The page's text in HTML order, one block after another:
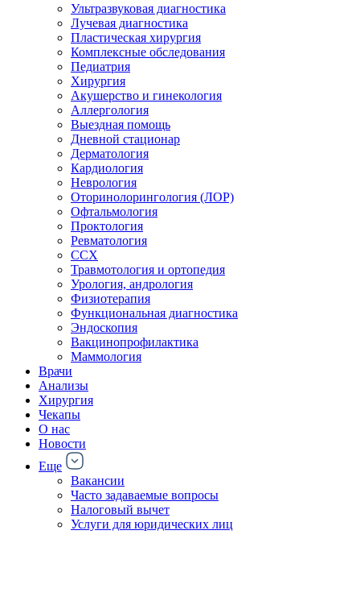
Ультразвуковая диагностика
Лучевая диагностика
Пластическая хирургия
Комплексные обследования
Педиатрия
Хирургия
Акушерство и гинекология
Аллергология
Выездная помощь
Дневной стационар
Дерматология
Кардиология
Неврология
Оторинолорингология (ЛОР)
Офтальмология
Проктология
Ревматология
ССХ
Травмотология и ортопедия
Урология, андрология
Физиотерапия
Функциональная диагностика
Эндоскопия
Вакцинопрофилактика
Маммология
Врачи
Анализы
Хирургия
Чекапы
О нас
Новости
Еще
Вакансии
Часто задаваемые вопросы
Налоговый вычет
Услуги для юридических лиц